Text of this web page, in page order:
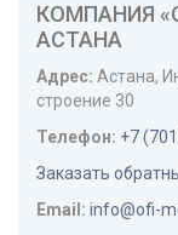
КОМПАНИЯ
АСТАНА
Адрес: Астана,
строение 30
Телефон: +7
Заказать
Email: info@ofi-